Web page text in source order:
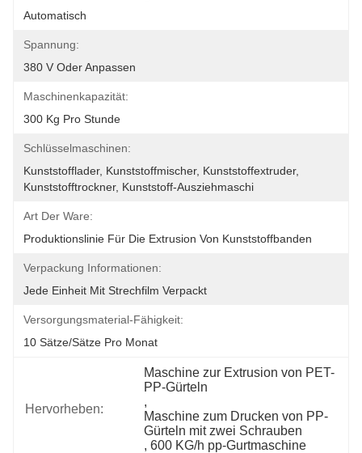
Automatisch
Spannung:
380 V Oder Anpassen
Maschinenkapazität:
300 Kg Pro Stunde
Schlüsselmaschinen:
Kunststofflader, Kunststoffmischer, Kunststoffextruder,
Kunststofftrockner, Kunststoff-Ausziehmaschi
Art Der Ware:
Produktionslinie Für Die Extrusion Von Kunststoffbanden
Verpackung Informationen:
Jede Einheit Mit Strechfilm Verpackt
Versorgungsmaterial-Fähigkeit:
10 Sätze/Sätze Pro Monat
Hervorheben:
Maschine zur Extrusion von PET-
PP-Gürteln
,
Maschine zum Drucken von PP-
Gürteln mit zwei Schrauben
, 600 KG/h pp-Gurtmaschine